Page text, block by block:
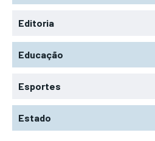
Editoria
Educação
Esportes
Estado